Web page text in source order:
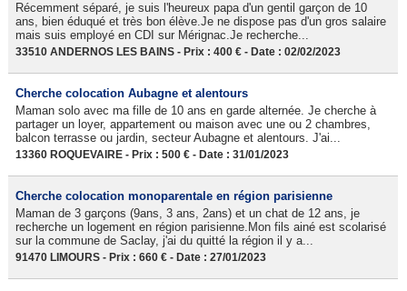
Récemment séparé, je suis l'heureux papa d'un gentil garçon de 10
ans, bien éduqué et très bon élève.Je ne dispose pas d'un gros salaire
mais suis employé en CDI sur Mérignac.Je recherche...
33510 ANDERNOS LES BAINS - Prix : 400 € - Date : 02/02/2023
Cherche colocation Aubagne et alentours
Maman solo avec ma fille de 10 ans en garde alternée. Je cherche à
partager un loyer, appartement ou maison avec une ou 2 chambres,
balcon terrasse ou jardin, secteur Aubagne et alentours. J'ai...
13360 ROQUEVAIRE - Prix : 500 € - Date : 31/01/2023
Cherche colocation monoparentale en région parisienne
Maman de 3 garçons (9ans, 3 ans, 2ans) et un chat de 12 ans, je
recherche un logement en région parisienne.Mon fils ainé est scolarisé
sur la commune de Saclay, j'ai du quitté la région il y a...
91470 LIMOURS - Prix : 660 € - Date : 27/01/2023